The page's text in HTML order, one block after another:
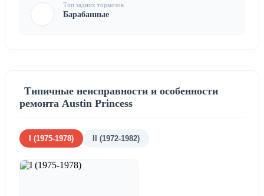
Тип задних тормозов
Барабанные
Типичные неисправности и особенности
ремонта Austin Princess
I (1975-1978) II (1972-1982)